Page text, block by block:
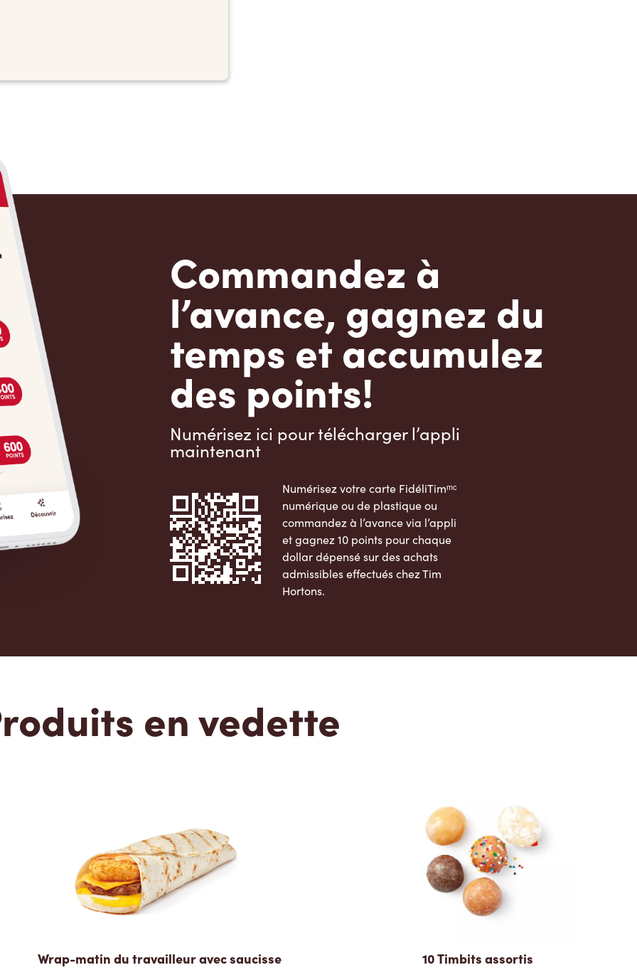
Commandez à
l’avance, gagnez du
temps et accumulez
des points!
Numérisez ici pour télécharger l’appli
maintenant
Numérisez votre carte FidéliTimᵐᶜ
numérique ou de plastique ou
commandez à l’avance via l’appli
et gagnez 10 points pour chaque
dollar dépensé sur des achats
admissibles effectués chez Tim
Hortons.
en vedette
Wrap-matin du travailleur avec saucisse 10 Timbits assortis